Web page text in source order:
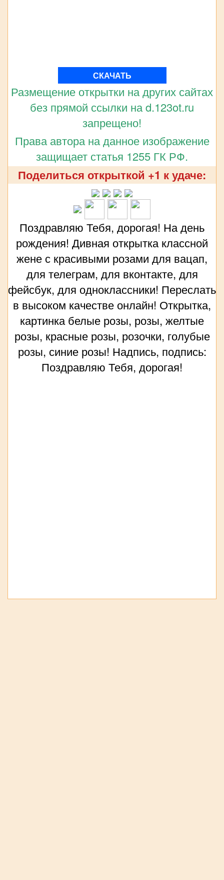
СКАЧАТЬ
Размещение открытки на других сайтах
без прямой ссылки на d.123ot.ru
запрещено!
Права автора на данное изображение
защищает статья 1255 ГК РФ.
Поделиться открыткой +1 к удаче:
Поздравляю Тебя, дорогая! На день
рождения! Дивная открытка классной
жене с красивыми розами для вацап,
для телеграм, для вконтакте, для
фейсбук, для одноклассники! Переслать
в высоком качестве онлайн! Открытка,
картинка белые розы, розы, желтые
розы, красные розы, розочки, голубые
розы, синие розы! Надпись, подпись:
Поздравляю Тебя, дорогая!